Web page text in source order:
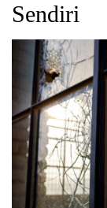
Sendiri